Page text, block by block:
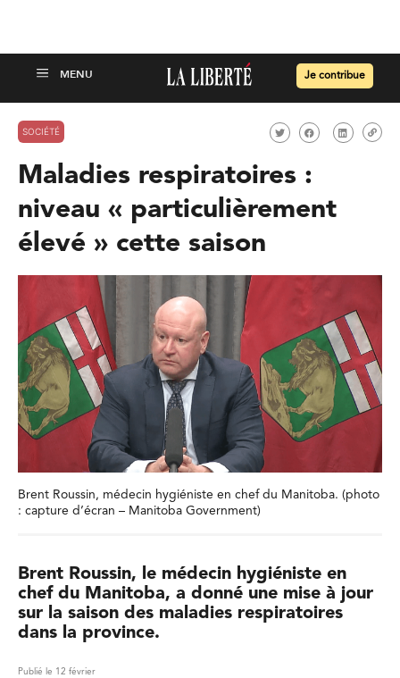
Je contribue
SOCIÉTÉ
Maladies respiratoires :
niveau « particulièrement
élevé » cette saison
Brent Roussin, médecin hygiéniste en chef du Manitoba. (photo
: capture d’écran – Manitoba Government)
Brent Roussin, le médecin hygiéniste en
chef du Manitoba, a donné une mise à jour
sur la saison des maladies respiratoires
dans la province.
Publié le 12 février